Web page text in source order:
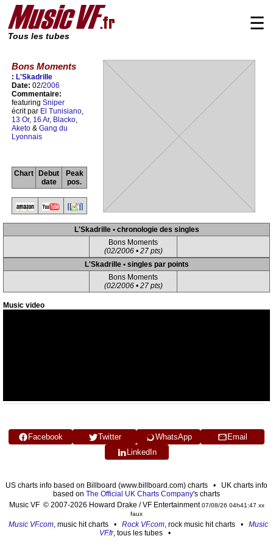
Tous les tubes
☰
Bons Moments
: L'Skadrille
Date: 02/2006
Commentaire:
featuring Sniper
écrit par El Tunisiano,
13 Or, 16 Ar, Blacko,
Aketo & Gang du
Lyonnais
Chart
Debut
date
Peak
pos.
L'Skadrille • chronologie des singles
Bons Moments
(02/2006 • 27 pts)
L'Skadrille • singles par points
Bons Moments
(02/2006 • 27 pts)
Music video
Facebook Twitter WhatsApp
Email
LinkedIn
US charts info based on Billboard (www.billboard.com) charts • UK charts info
based on The Official UK Charts Company's charts
Music VF © 2007-2026 Howard Drake / VF Entertainment07/08/26 04h41:47 xx
faux
Music VF.com, music hit charts • Rock VF.com, rock music hit charts • Music
VF.fr, tous les tubes •